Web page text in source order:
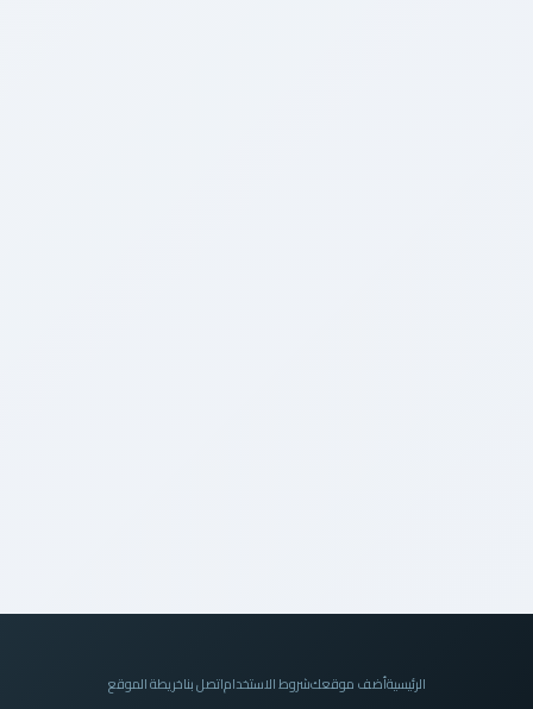
الرئيسيةأضف موقعكشروط الاستخداماتصل بناخريطة الموقع